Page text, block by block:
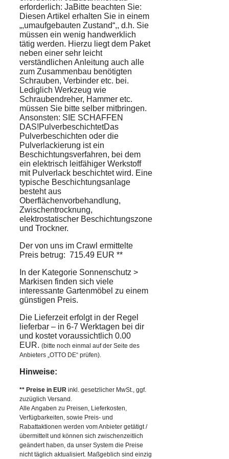
erforderlich: JaBitte beachten Sie:
Diesen Artikel erhalten Sie in einem
„,umaufgebauten Zustand“,, d.h. Sie
müssen ein wenig handwerklich
tätig werden. Hierzu liegt dem Paket
neben einer sehr leicht
verständlichen Anleitung auch alle
zum Zusammenbau benötigten
Schrauben, Verbinder etc. bei.
Lediglich Werkzeug wie
Schraubendreher, Hammer etc.
müssen Sie bitte selber mitbringen.
Ansonsten: SIE SCHAFFEN
DAS!PulverbeschichtetDas
Pulverbeschichten oder die
Pulverlackierung ist ein
Beschichtungsverfahren, bei dem
ein elektrisch leitfähiger Werkstoff
mit Pulverlack beschichtet wird. Eine
typische Beschichtungsanlage
besteht aus
Oberflächenvorbehandlung,
Zwischentrocknung,
elektrostatischer Beschichtungszone
und Trockner.
Der von uns im Crawl ermittelte
Preis betrug: 715.49 EUR **
In der Kategorie Sonnenschutz >
Markisen finden sich viele
interessante Gartenmöbel zu einem
günstigen Preis.
Die Lieferzeit erfolgt in der Regel
lieferbar – in 6-7 Werktagen bei dir
und kostet voraussichtlich 0.00
EUR. (bitte noch einmal auf der Seite des
Anbieters „OTTO DE“ prüfen).
Hinweise:
** Preise in EUR inkl. gesetzlicher MwSt., ggf.
zuzüglich Versand.
Alle Angaben zu Preisen, Lieferkosten,
Verfügbarkeiten, sowie Preis- und
Rabattaktionen werden vom Anbieter getätigt /
übermittelt und können sich zwischenzeitlich
geändert haben, da unser System die Preise
nicht täglich aktualisiert. Maßgeblich sind einzig